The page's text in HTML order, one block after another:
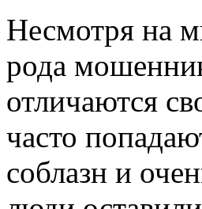
Несмотря на
рода
отличаются
часто
соблазн и